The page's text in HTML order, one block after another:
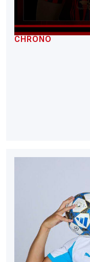
CHRONO